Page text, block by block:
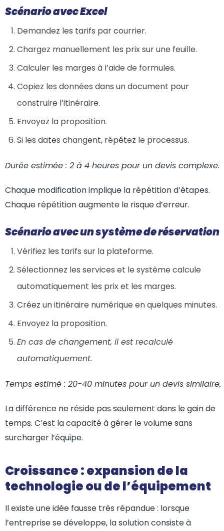
Scénario avec Excel
Demandez les tarifs par courrier.
Chargez manuellement les prix sur une feuille.
Calculer les marges à l’aide de formules.
Copiez les données dans un document pour
construire l’itinéraire.
Envoyez la proposition.
Si les dates changent, répétez le processus.
Durée estimée : 2 à 4 heures pour un devis complexe.
Chaque modification implique la répétition d’étapes.
Chaque répétition augmente le risque d’erreur.
Scénario avec un système de réservation
Vérifiez les tarifs sur la plateforme.
Sélectionnez les services et le système calcule
automatiquement les prix et les marges.
Créez un itinéraire numérique en quelques minutes.
Envoyez la proposition.
En cas de changement, il est recalculé
automatiquement.
Temps estimé : 20-40 minutes pour un devis similaire.
La différence ne réside pas seulement dans le gain de
temps. C’est la capacité à gérer le volume sans
surcharger l’équipe.
Croissance : expansion de la
technologie ou de l’équipement
Il existe une idée fausse très répandue : lorsque
l’entreprise se développe, la solution consiste à